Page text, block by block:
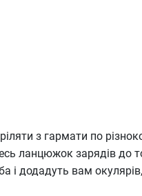
з гармати по
ланцюжок зарядів до
і додадуть вам